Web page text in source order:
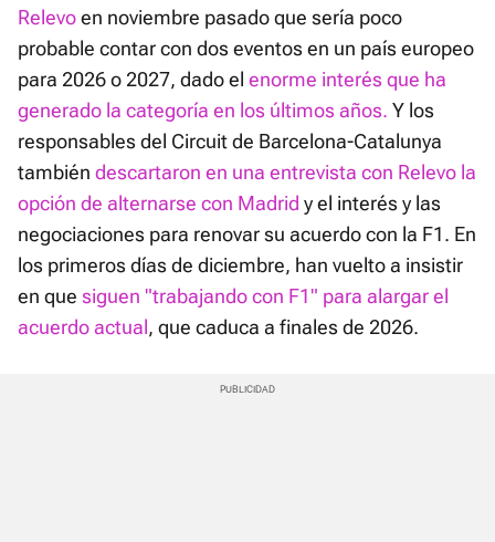
Relevoen noviembre pasado que sería poco
probable contar con dos eventos en un país europeo
para 2026 o 2027, dado el enorme interés que ha
generado la categoría en los últimos años. Y los
responsables del Circuit de Barcelona-Catalunya
también descartaron en una entrevista con Relevo la
opción de alternarse con Madrid y el interés y las
negociaciones para renovar su acuerdo con la F1. En
los primeros días de diciembre, han vuelto a insistir
en que siguen "trabajando con F1" para alargar el
acuerdo actual, que caduca a finales de 2026.